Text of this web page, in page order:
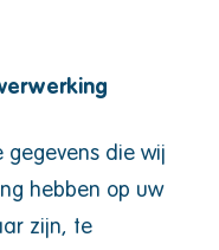
die wij
hebben op uw
zijn, te